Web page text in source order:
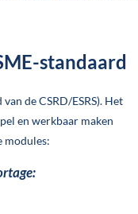
standaard
de CSRD/ESRS). Het
en werkbaar maken
modules: